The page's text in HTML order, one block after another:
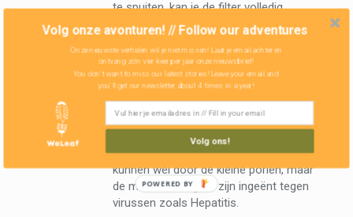
te spuiten, kan je de filter volledig
reinigen.
(+) Filtert
bijna alles
De filter heeft extreem kleine poriën
waardoor 99,99999% van de schadelijke
bacteriën en protozoa worden
tegengehouden. E. Coli, de veroorzaker
van de meeste reizigersdiarree maakt zo
geen kans. Echter, de filter houdt niet
alles tegen. Virussen en chemicaliën
kunnen wel door de kleine poriën, maar
de meeste reizigers zijn ingeënt tegen
virussen zoals Hepatitis.
Volg onze avonturen! // Follow our adventures
Onze nieuwste verhalen wil je niet missen! Laat je email achter en
ontvang zo'n vier keer per jaar onze nieuwsbrief!
Volg ons!
You don't want to miss our latest stories! Leave your email and
you'll get our newsletter about 4 times in a year!
POWERED BY